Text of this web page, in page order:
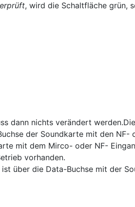
, wird die Schaltfläche grün,
dann nichts verändert
der Soundkarte mit den NF-
mit dem Mirco- oder NF-
vorhanden.
über die Data-Buchse mit der